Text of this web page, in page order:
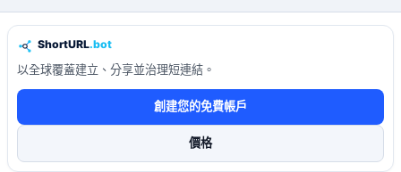
以全球覆蓋建立、分享並治理短連結。
創建您的免費帳戶
價格